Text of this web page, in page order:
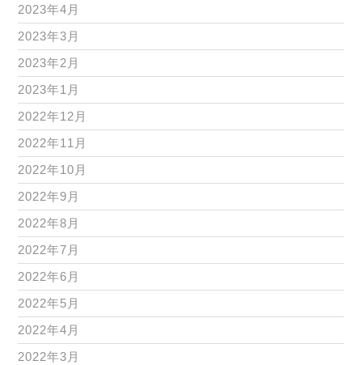
2023年4月
2023年3月
2023年2月
2023年1月
2022年12月
2022年11月
2022年10月
2022年9月
2022年8月
2022年7月
2022年6月
2022年5月
2022年4月
2022年3月